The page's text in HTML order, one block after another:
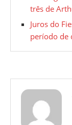
três de
Juros do
período de